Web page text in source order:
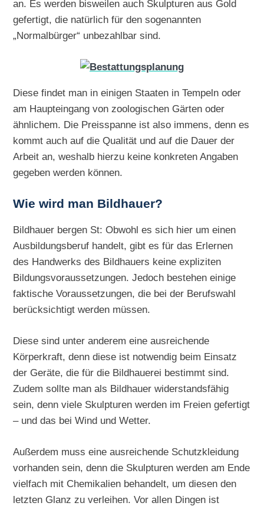
an. Es werden bisweilen auch Skulpturen aus Gold
gefertigt, die natürlich für den sogenannten
„Normalbürger“ unbezahlbar sind.
Diese findet man in einigen Staaten in Tempeln oder
am Haupteingang von zoologischen Gärten oder
ähnlichem. Die Preisspanne ist also immens, denn es
kommt auch auf die Qualität und auf die Dauer der
Arbeit an, weshalb hierzu keine konkreten Angaben
gegeben werden können.
Wie wird man Bildhauer?
Bildhauer bergen St: Obwohl es sich hier um einen
Ausbildungsberuf handelt, gibt es für das Erlernen
des Handwerks des Bildhauers keine expliziten
Bildungsvoraussetzungen. Jedoch bestehen einige
faktische Voraussetzungen, die bei der Berufswahl
berücksichtigt werden müssen.
Diese sind unter anderem eine ausreichende
Körperkraft, denn diese ist notwendig beim Einsatz
der Geräte, die für die Bildhauerei bestimmt sind.
Zudem sollte man als Bildhauer widerstandsfähig
sein, denn viele Skulpturen werden im Freien gefertigt
– und das bei Wind und Wetter.
Außerdem muss eine ausreichende Schutzkleidung
vorhanden sein, denn die Skulpturen werden am Ende
vielfach mit Chemikalien behandelt, um diesen den
letzten Glanz zu verleihen. Vor allen Dingen ist